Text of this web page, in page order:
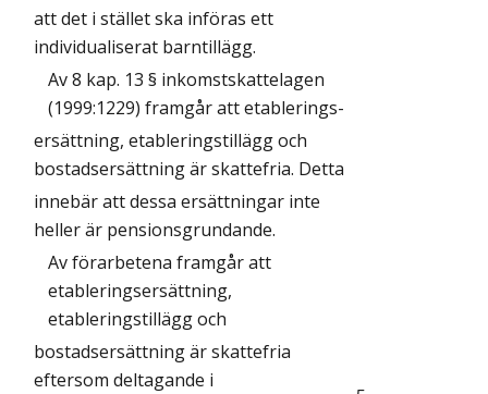
att det i stället ska införas ett
individualiserat barntillägg.
Av 8 kap. 13 § inkomstskattelagen
(1999:1229) framgår att etablerings-
ersättning, etableringstillägg och
bostadsersättning är skattefria. Detta
innebär att dessa ersättningar inte
heller är pensionsgrundande.
Av förarbetena framgår att
etableringsersättning,
etableringstillägg och
bostadsersättning är skattefria
eftersom deltagande i